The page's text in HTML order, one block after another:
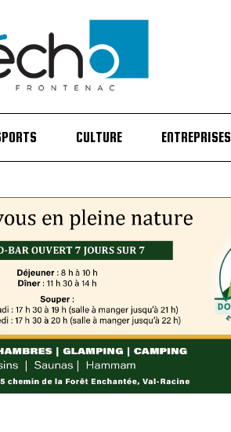
CULTURE ENTREPRISES